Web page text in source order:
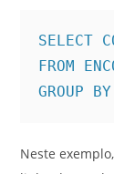
SELECT
FROM
GROUP
Neste